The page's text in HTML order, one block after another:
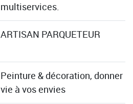
multiservices.
ARTISAN PARQUETEUR
Peinture & décoration, donner
vie à vos envies